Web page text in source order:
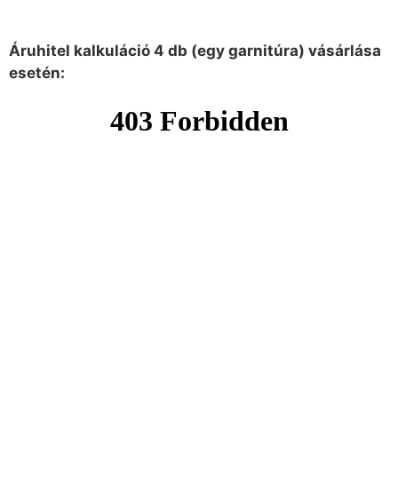
Áruhitel kalkuláció 4 db (egy garnitúra) vásárlása
esetén: